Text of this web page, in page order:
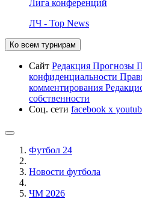
Лига конференций
ЛЧ - Top News
Ко всем турнирам
Сайт Редакция Прогнозы
конфиденциальности
комментирования
собственности
Соц. сети facebook x
Футбол 24
Новости футбола
ЧМ 2026